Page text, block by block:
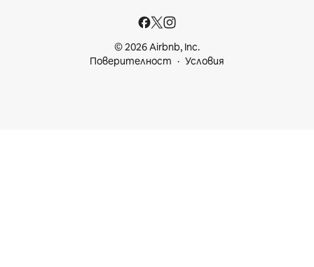
© 2026 Airbnb, Inc.
Поверителност
Условия